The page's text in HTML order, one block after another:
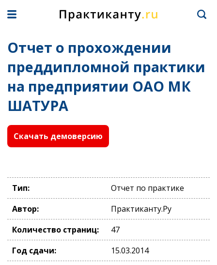
Отчет о прохождении
преддипломной практики
на предприятии ОАО МК
ШАТУРА
Скачать демоверсию
Тип:
Отчет по практике
Автор:
Практиканту.Ру
Количество страниц:
47
Год сдачи:
15.03.2014